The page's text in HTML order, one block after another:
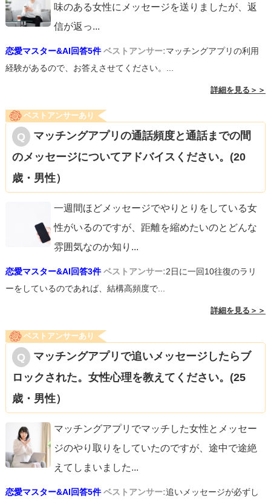
味のある女性にメッセージを送りましたが、返
信が返っ...
恋愛マスター&AI回答5件 ベストアンサー:マッチングアプリの利用
経験があるので、お答えさせてください。...
詳細を見る＞＞
ベストアンサーあり
マッチングアプリの通話頻度と通話までの間
のメッセージについてアドバイスください。(20
歳・男性）
一週間ほどメッセージでやりとりをしている女
性がいるのですが、距離を縮めたいのとどんな
雰囲気なのか知り ...
恋愛マスター&AI回答3件 ベストアンサー:2日に一回10往復のラリ
ーをしているのであれば、結構高頻度で...
詳細を見る＞＞
ベストアンサーあり
マッチングアプリで追いメッセージしたらブ
ロックされた。女性心理を教えてください。(25
歳・男性）
マッチングアプリでマッチした女性とメッセー
ジのやり取りをしていたのですが、途中で途絶
えてしまいました...
恋愛マスター&AI回答5件 ベストアンサー:追いメッセージが必ずし